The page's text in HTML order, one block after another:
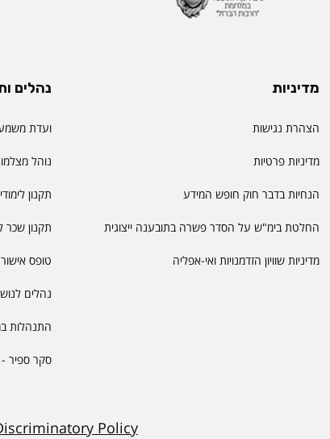
מדיניות
הצהרת נגישות
מדיניות פרטיות
הנחיות בדבר חוק חופש המידע
החלטת בימ"ש על הסדר פשרה בתובענה ייצוגית
מדיניות שוויון הזדמנויות ואי-אפליה
נהלים
ועדת
נוהל
תקנון
תקנון שכר
טופס
נהלים
התנהלות
סקר ספיר
Policy